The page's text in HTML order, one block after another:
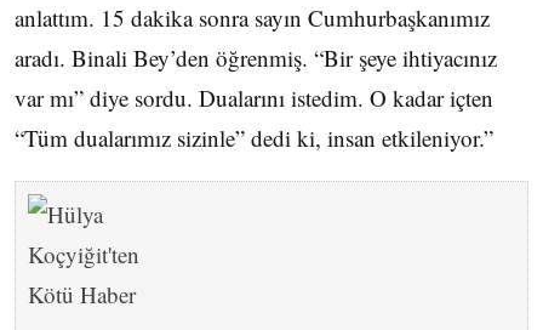
anlattım. 15 dakika sonra sayın Cumhurbaşkanımız
aradı. Binali Bey’den öğrenmiş. “Bir şeye ihtiyacınız
var mı” diye sordu. Dualarını istedim. O kadar içten
“Tüm dualarımız sizinle” dedi ki, insan etkileniyor.”